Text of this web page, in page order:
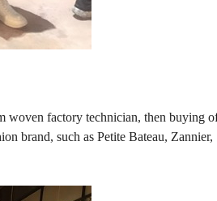
woven factory technician, then buying
brand, such as Petite Bateau, Zannier,